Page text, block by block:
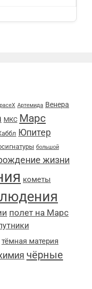
Артемида Венера
МКС Марс
Юпитер
большой
жизни
кометы
полет на Марс
тёмная материя
чёрные